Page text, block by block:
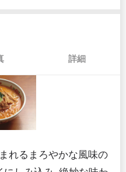
詳細
れるまろやかな風味の